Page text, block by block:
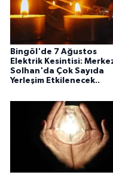
Bingöl'de 7 Ağustos
Elektrik Kesintisi:
Solhan'da Çok Sayıda
Yerleşim Etkilenecek..